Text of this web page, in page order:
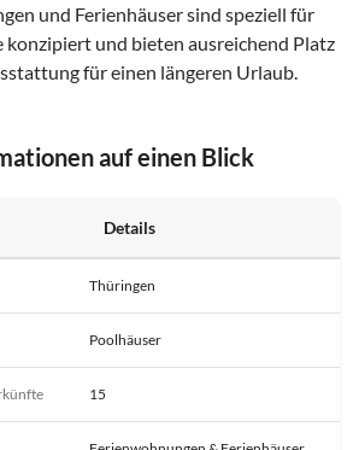
und Ferienhäuser sind speziell für
konzipiert und bieten ausreichend Platz
für einen längeren Urlaub.
auf einen Blick
Details
Thüringen
Poolhäuser
15